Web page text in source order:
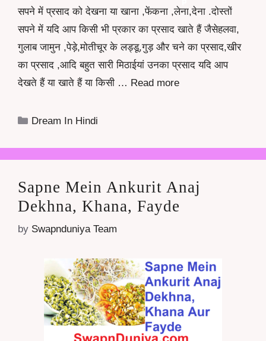
सपने में प्रसाद को देखना या खाना ,फेंकना ,लेना,देना .दोस्तों
सपने में यदि आप किसी भी प्रकार का प्रसाद खाते हैं जैसेहलवा,
गुलाब जामुन ,पेड़े,मोतीचूर के लड्डू,गुड़ और चने का प्रसाद,खीर
का प्रसाद ,आदि बहुत सारी मिठाईयां उनका प्रसाद यदि आप
देखते हैं या खाते हैं या किसी … Read more
Categories
Dream In Hindi
Sapne Mein Ankurit Anaj
Dekhna, Khana, Fayde
by Swapnduniya Team